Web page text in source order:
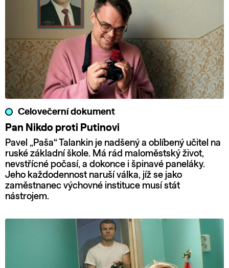
Celovečerní dokument
Pan Nikdo proti Putinovi
Pavel „Paša“ Talankin je nadšený a oblíbený učitel na
ruské základní škole. Má rád maloměstský život,
nevstřícné počasí, a dokonce i špinavé paneláky.
Jeho každodennost naruší válka, jíž se jako
zaměstnanec výchovné instituce musí stát
nástrojem.